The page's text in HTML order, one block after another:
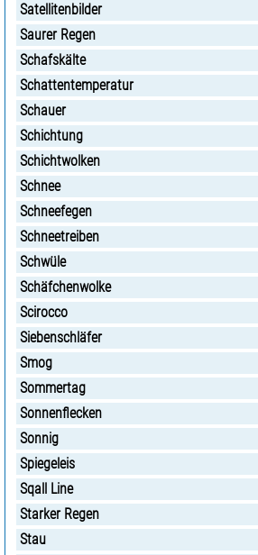
Satellitenbilder
Saurer Regen
Schafskälte
Schattentemperatur
Schauer
Schichtung
Schichtwolken
Schnee
Schneefegen
Schneetreiben
Schwüle
Schäfchenwolke
Scirocco
Siebenschläfer
Smog
Sommertag
Sonnenflecken
Sonnig
Spiegeleis
Sqall Line
Starker Regen
Stau